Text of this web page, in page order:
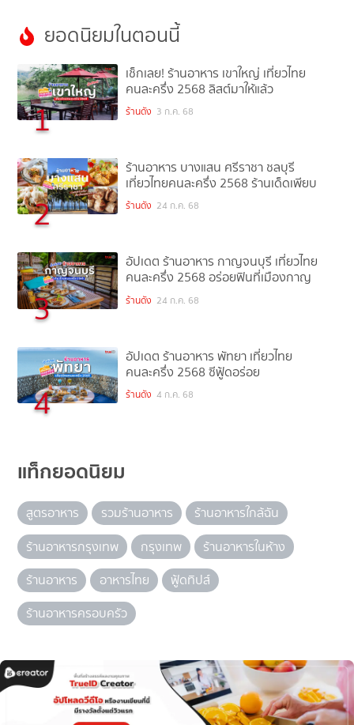
ยอดนิยมในตอนนี้
1
เช็กเลย! ร้านอาหาร เขาใหญ่ เที่ยวไทย
คนละครึ่ง 2568 ลิสต์มาให้แล้ว
ร้านดัง 3 ก.ค. 68
2
ร้านอาหาร บางแสน ศรีราชา ชลบุรี
เที่ยวไทยคนละครึ่ง 2568 ร้านเด็ดเพียบ
ร้านดัง 24 ก.ค. 68
3
อัปเดต ร้านอาหาร กาญจนบุรี เที่ยวไทย
คนละครึ่ง 2568 อร่อยฟินที่เมืองกาญ
ร้านดัง 24 ก.ค. 68
4
อัปเดต ร้านอาหาร พัทยา เที่ยวไทย
คนละครึ่ง 2568 ซีฟู้ดอร่อย
ร้านดัง 4 ก.ค. 68
แท็กยอดนิยม
สูตรอาหาร รวมร้านอาหาร
ร้านอาหารใกล้ฉัน
ร้านอาหารกรุงเทพ
กรุงเทพ
ร้านอาหารในห้าง
ร้านอาหาร
อาหารไทย
ฟู้ดทิปส์
ร้านอาหารครอบครัว